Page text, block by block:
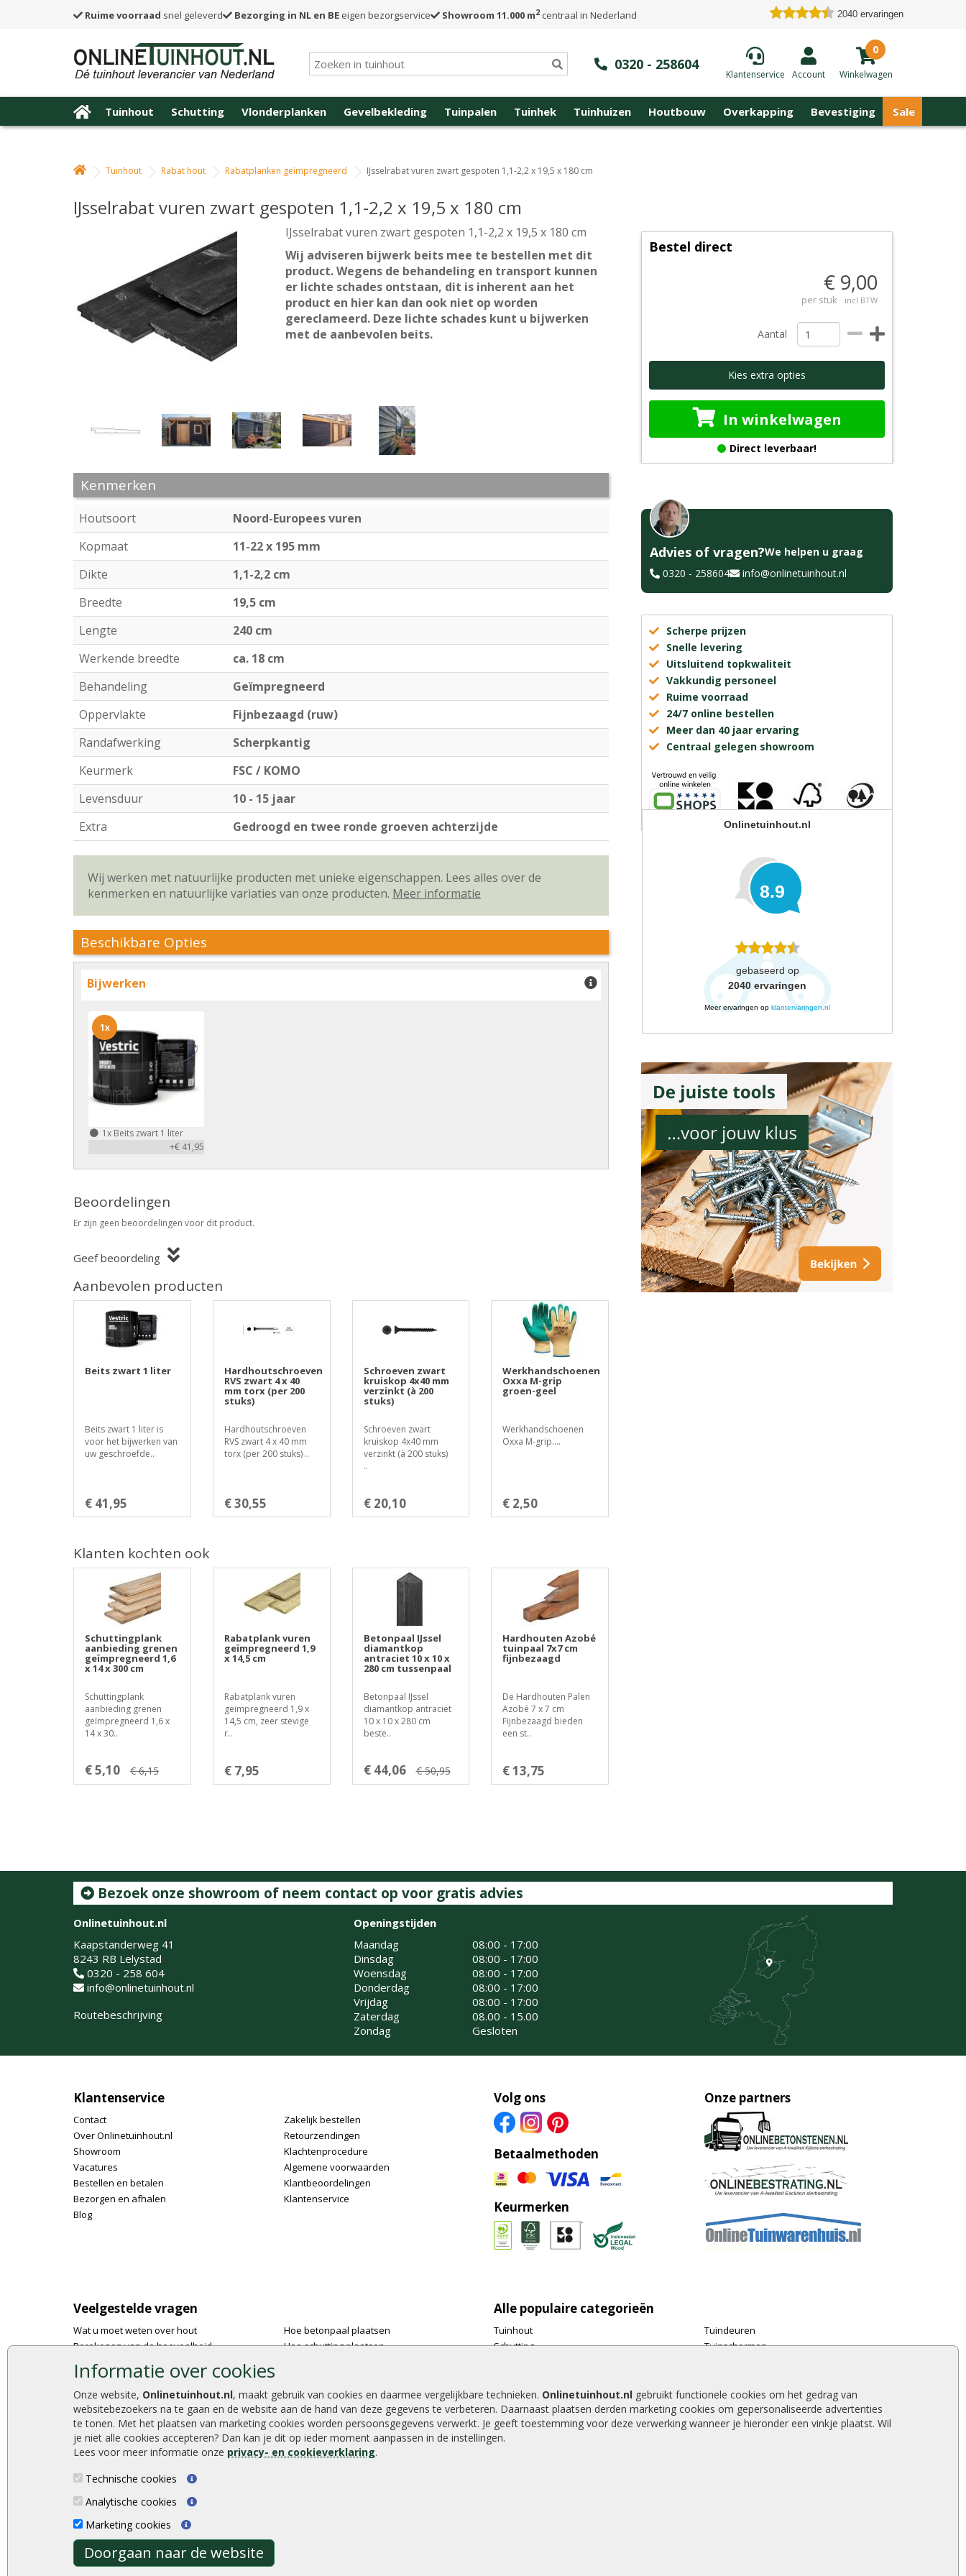
Informatie over cookies
Onze website, Onlinetuinhout.nl, maakt gebruik van cookies en daarmee vergelijkbare technieken. Onlinetuinhout.nl gebruikt functionele cookies om het gedrag van
websitebezoekers na te gaan en de website aan de hand van deze gegevens te verbeteren. Daarnaast plaatsen derden marketing cookies om gepersonaliseerde advertenties
te tonen. Met het plaatsen van marketing cookies worden persoonsgegevens verwerkt. Je geeft toestemming voor deze verwerking wanneer je hieronder een vinkje plaatst. Wil
je niet alle cookies accepteren? Dan kan je dit op ieder moment aanpassen in de instellingen.
Lees voor meer informatie onze privacy- en cookieverklaring.
Technische cookies
Analytische cookies
Marketing cookies
Doorgaan naar de website
Ruime voorraad snel geleverd Bezorging in NL en BE eigen bezorgservice Showroom 11.000 m2centraal in Nederland 2040 ervaringen
0320 - 258604
Klantenservice Account
0
Winkelwagen
Tuinhout Schutting Vlonderplanken Gevelbekleding Tuinpalen Tuinhek Tuinhuizen Houtbouw Overkapping Bevestiging Sale
Tuinhout Rabat hout Rabatplanken geïmpregneerd IJsselrabat vuren zwart gespoten 1,1-2,2 x 19,5 x 180 cm
IJsselrabat vuren zwart gespoten 1,1-2,2 x 19,5 x 180 cm
IJsselrabat vuren zwart gespoten 1,1-2,2 x 19,5 x 180 cm
Wij adviseren bijwerk beits mee te bestellen met dit
product. Wegens de behandeling en transport kunnen
er lichte schades ontstaan, dit is inherent aan het
product en hier kan dan ook niet op worden
gereclameerd. Deze lichte schades kunt u bijwerken
met de aanbevolen beits.
Kenmerken
Houtsoort
Noord-Europees vuren
Kopmaat
11-22 x 195 mm
Dikte
1,1-2,2 cm
Breedte
19,5 cm
Lengte
240 cm
Werkende breedte
ca. 18 cm
Behandeling
Geïmpregneerd
Oppervlakte
Fijnbezaagd (ruw)
Randafwerking
Scherpkantig
Keurmerk
FSC / KOMO
Levensduur
10 - 15 jaar
Extra
Gedroogd en twee ronde groeven achterzijde
Wij werken met natuurlijke producten met unieke eigenschappen. Lees alles over de
kenmerken en natuurlijke variaties van onze producten. Meer informatie
Beschikbare Opties
Bijwerken
1x Beits zwart 1 liter
+€ 41,95
1x
Beoordelingen
Er zijn geen beoordelingen voor dit product.
Geef beoordeling
Aanbevolen producten
Beits zwart 1 liter
Beits zwart 1 liter is
voor het bijwerken van
uw geschroefde..
€ 41,95
Hardhoutschroeven
RVS zwart 4 x 40
mm torx (per 200
stuks)
Hardhoutschroeven
RVS zwart 4 x 40 mm
torx (per 200 stuks) ..
€ 30,55
Schroeven zwart
kruiskop 4x40 mm
verzinkt (à 200
stuks)
Schroeven zwart
kruiskop 4x40 mm
verzinkt (à 200 stuks)
..
€ 20,10
Werkhandschoenen
Oxxa M-grip
groen-geel
Werkhandschoenen
Oxxa M-grip....
€ 2,50
Klanten kochten ook
Schuttingplank
aanbieding grenen
geïmpregneerd 1,6
x 14 x 300 cm
Schuttingplank
aanbieding grenen
geïmpregneerd 1,6 x
14 x 30..
€ 5,10 € 6,15
Rabatplank vuren
geïmpregneerd 1,9
x 14,5 cm
Rabatplank vuren
geïmpregneerd 1,9 x
14,5 cm, zeer stevige
r..
€ 7,95
Betonpaal IJssel
diamantkop
antraciet 10 x 10 x
280 cm tussenpaal
Betonpaal IJssel
diamantkop antraciet
10 x 10 x 280 cm
beste..
€ 44,06 € 50,95
Hardhouten Azobé
tuinpaal 7x7 cm
fijnbezaagd
De Hardhouten Palen
Azobé 7 x 7 cm
Fijnbezaagd bieden
een st..
€ 13,75
Bestel direct
€ 9,00
per stuk incl BTW
Aantal
Kies extra opties
In winkelwagen
Direct leverbaar!
Advies of vragen?We helpen u graag
0320 - 258604
info@onlinetuinhout.nl
Scherpe prijzen
Snelle levering
Uitsluitend topkwaliteit
Vakkundig personeel
Ruime voorraad
24/7 online bestellen
Meer dan 40 jaar ervaring
Centraal gelegen showroom
Onlinetuinhout.nl
8.9
gebaseerd op
2040 ervaringen
Meer ervaringen op klantervaringen.nl
Bezoek onze showroom of neem contact op voor gratis advies
Onlinetuinhout.nl
Kaapstanderweg 41
8243 RB Lelystad
0320 - 258 604
info@onlinetuinhout.nl
Routebeschrijving
Openingstijden
Maandag
08:00 - 17:00
Dinsdag
08:00 - 17:00
Woensdag
08:00 - 17:00
Donderdag
08:00 - 17:00
Vrijdag
08:00 - 17:00
Zaterdag
08.00 - 15.00
Zondag
Gesloten
Klantenservice
Contact
Over Onlinetuinhout.nl
Showroom
Vacatures
Bestellen en betalen
Bezorgen en afhalen
Blog
Zakelijk bestellen
Retourzendingen
Klachtenprocedure
Algemene voorwaarden
Klantbeoordelingen
Klantenservice
Volg ons
Betaalmethoden
Keurmerken
Onze partners
Veelgestelde vragen
Wat u moet weten over hout
Berekenen van de hoeveelheid
Foto's en voorbeelden
Montage
Gekeurd hout
De fundering van een vlonder leggen
Hoe zelf een houten overkapping maken
Hoe zelf een vlonder leggen
Hoe betonpaal plaatsen
Hoe schutting plaatsen
Stijlvolle houtsoorten voor in de tuin
Duurzame tuin
Welke palen voor een schapenhek
Alle populaire categorieën
Tuinhout
Schutting
Tuinhekken
Tuinhuizen
Blokhutten
Overkappingen
Tuindeuren
Tuinschermen
Douglas hout
Rabatdelen
Aanbiedingen
Onlinetuinhout.nl ©2026
Algemene Voorwaarden|Privacy Policy|Cookies